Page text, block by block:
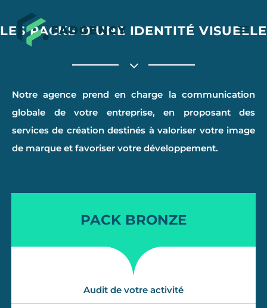
LES PACKS D’UNE IDENTITÉ VISUELLE
Notre agence prend en charge la communication
globale de votre entreprise, en proposant des
services de création destinés à valoriser votre image
de marque et favoriser votre développement.
PACK BRONZE
Audit de votre activité